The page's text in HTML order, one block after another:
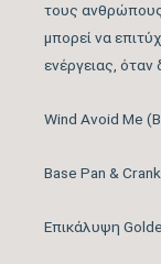
τους
μπορεί να
ενέργειας,
Wind Avoid Me
Base Pan &
Επικάλυψη
Λειτουργία
Παροχής
Κάλυψη